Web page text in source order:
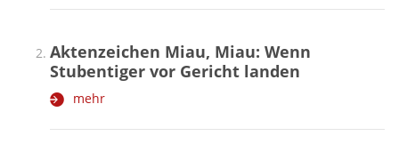
Aktenzeichen Miau, Miau: Wenn
Stubentiger vor Gericht landen
mehr